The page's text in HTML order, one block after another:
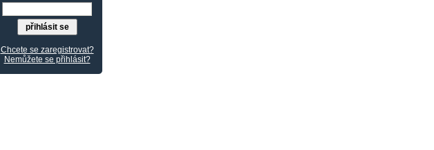
Chcete se zaregistrovat?
Nemůžete se přihlásit?